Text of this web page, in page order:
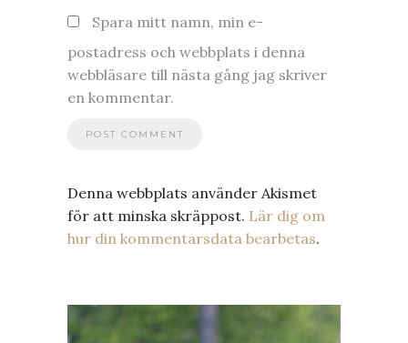
Spara mitt namn, min e-
postadress och webbplats i denna
webbläsare till nästa gång jag skriver
en kommentar.
Denna webbplats använder Akismet
för att minska skräppost. Lär dig om
hur din kommentarsdata bearbetas.